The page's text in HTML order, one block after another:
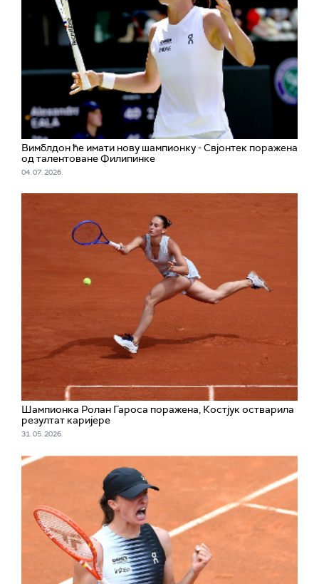
Вимблдон ће имати нову шампионку - Свјонтек поражена
од талентоване Филипинке
04. 07. 2026.
Шампионка Ролан Гароса поражена, Костјук остварила
резултат каријере
31. 05. 2026.